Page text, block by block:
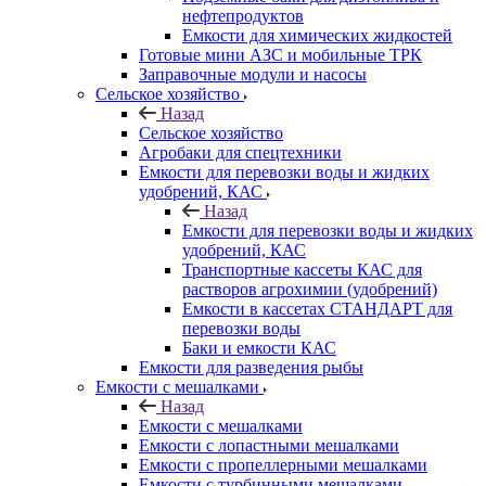
нефтепродуктов
Емкости для химических жидкостей
Готовые мини АЗС и мобильные ТРК
Заправочные модули и насосы
Сельское хозяйство
Назад
Сельское хозяйство
Агробаки для спецтехники
Емкости для перевозки воды и жидких
удобрений, КАС
Назад
Емкости для перевозки воды и жидких
удобрений, КАС
Транспортные кассеты КАС для
растворов агрохимии (удобрений)
Емкости в кассетах СТАНДАРТ для
перевозки воды
Баки и емкости КАС
Емкости для разведения рыбы
Емкости с мешалками
Назад
Емкости с мешалками
Емкости с лопастными мешалками
Емкости с пропеллерными мешалками